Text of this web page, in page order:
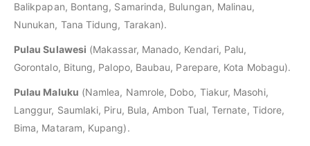
Balikpapan, Bontang, Samarinda, Bulungan, Malinau,
Nunukan, Tana Tidung, Tarakan).
Pulau Sulawesi (Makassar, Manado, Kendari, Palu,
Gorontalo, Bitung, Palopo, Baubau, Parepare, Kota Mobagu).
Pulau Maluku (Namlea, Namrole, Dobo, Tiakur, Masohi,
Langgur, Saumlaki, Piru, Bula, Ambon Tual, Ternate, Tidore,
Bima, Mataram, Kupang).